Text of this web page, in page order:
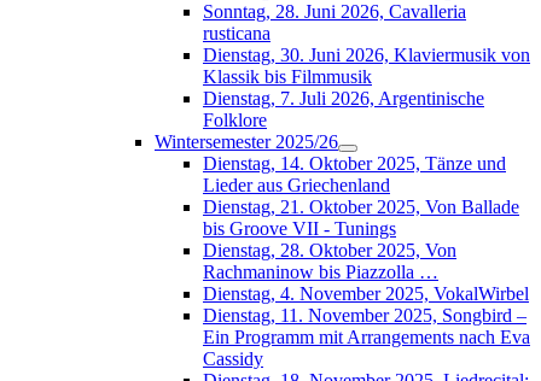
Sonntag, 28. Juni 2026, Cavalleria
rusticana
Dienstag, 30. Juni 2026, Klaviermusik von
Klassik bis Filmmusik
Dienstag, 7. Juli 2026, Argentinische
Folklore
Wintersemester 2025/26
Dienstag, 14. Oktober 2025, Tänze und
Lieder aus Griechenland
Dienstag, 21. Oktober 2025, Von Ballade
bis Groove VII - Tunings
Dienstag, 28. Oktober 2025, Von
Rachmaninow bis Piazzolla …
Dienstag, 4. November 2025, VokalWirbel
Dienstag, 11. November 2025, Songbird –
Ein Programm mit Arrangements nach Eva
Cassidy